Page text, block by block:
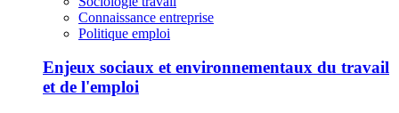
Connaissance entreprise
Politique emploi
Enjeux sociaux et environnementaux du travail
et de l'emploi